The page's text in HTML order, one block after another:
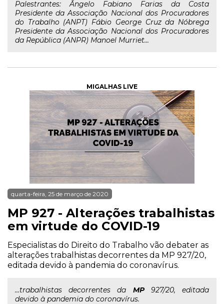
Palestrantes: Ângelo Fabiano Farias da Costa
Presidente da Associação Nacional dos Procuradores
do Trabalho (ANPT) Fábio George Cruz da Nóbrega
Presidente da Associação Nacional dos Procuradores
da República (ANPR) Manoel Murriet...
MIGALHAS LIVE
quarta-feira, 25 de março de 2020
MP 927 - Alterações trabalhistas
em virtude do COVID-19
Especialistas do Direito do Trabalho vão debater as
alterações trabalhistas decorrentes da MP 927/20,
editada devido à pandemia do coronavírus.
...trabalhistas decorrentes da MP927/20, editada
devido à pandemia do coronavírus.